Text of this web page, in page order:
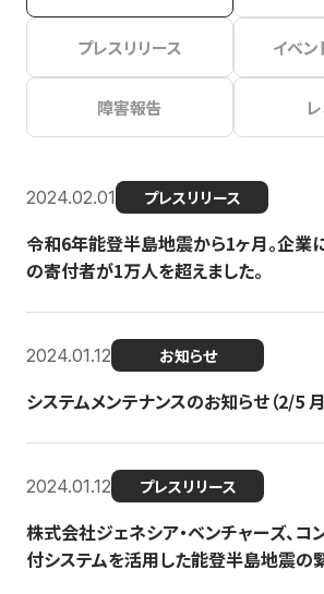
プレスリリース イベン
障害報告
2024.02.01 プレスリリース
令和6年能登半島地震から1ヶ月。企業
の寄付者が1万人を超えました。
2024.01.12 お知らせ
システムメンテナンスのお知らせ（2/5
2024.01.12 プレスリリース
株式会社ジェネシア・ベンチャーズ、
付システムを活用した能登半島地震の